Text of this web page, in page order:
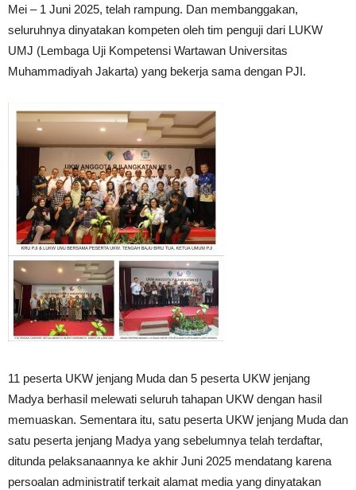
Mei – 1 Juni 2025, telah rampung. Dan membanggakan,
seluruhnya dinyatakan kompeten oleh tim penguji dari LUKW
UMJ (Lembaga Uji Kompetensi Wartawan Universitas
Muhammadiyah Jakarta) yang bekerja sama dengan PJI.
11 peserta UKW jenjang Muda dan 5 peserta UKW jenjang
Madya berhasil melewati seluruh tahapan UKW dengan hasil
memuaskan. Sementara itu, satu peserta UKW jenjang Muda dan
satu peserta jenjang Madya yang sebelumnya telah terdaftar,
ditunda pelaksanaannya ke akhir Juni 2025 mendatang karena
persoalan administratif terkait alamat media yang dinyatakan